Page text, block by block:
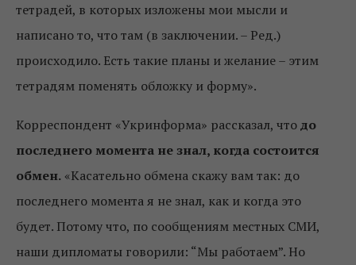
тетрадей, в которых изложены мои мысли и
написано то, что там (в заключении. – Ред.)
происходило. Есть такие планы и желание – этим
тетрадям поменять обложку и форму».
Корреспондент «Укринформа» рассказал, чтодо
последнего момента не знал, когда состоится
обмен. «Касательно обмена скажу вам так: до
последнего момента я не знал, как и когда это
будет. Потому что, по сообщениям местных СМИ,
наши дипломаты говорили: “Мы работаем”. Но